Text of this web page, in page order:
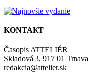
KONTAKT
Časopis ATTELIÉR
Skladová 3, 917 01 Trnava
redakcia@attelier.sk